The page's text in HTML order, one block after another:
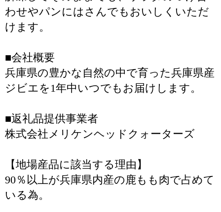
わせやパンにはさんでもおいしくいただ
けます。
■会社概要
兵庫県の豊かな自然の中で育った兵庫県産
ジビエを1年中いつでもお届けします。
■返礼品提供事業者
株式会社メリケンヘッドクォーターズ
【地場産品に該当する理由】
90％以上が兵庫県内産の鹿もも肉で占めて
いる為。